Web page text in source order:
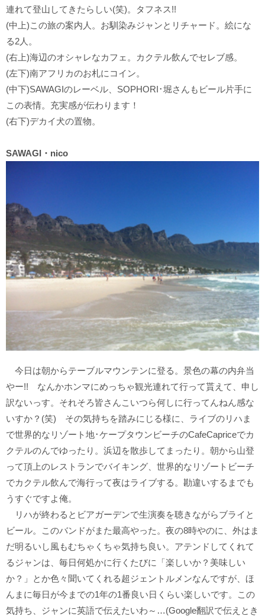
連れて登山してきたらしい(笑)。タフネス!!
(中上)この旅の案内人。お馴染みジャンとリチャード。絵にな
る2人。
(右上)海辺のオシャレなカフェ。カクテル飲んでセレブ感。
(左下)南アフリカのお札にコイン。
(中下)SAWAGIのレーベル、SOPHORI･堀さんもビール片手に
この表情。充実感が伝わります！
(右下)デカイ犬の置物。
SAWAGI・nico
今日は朝からテーブルマウンテンに登る。景色の幕の内弁当
やー!! なんかホンマにめっちゃ観光連れて行って貰えて、申し
訳ないっす。それそろ皆さんこいつら何しに行ってんねん感な
いすか？(笑) その気持ちを踏みにじる様に、ライブのリハま
で世界的なリゾート地･ケープタウンビーチのCafeCapriceでカ
クテルのんでゆったり。浜辺を散歩してまったり。朝から山登
って頂上のレストランでバイキング、世界的なリゾートビーチ
でカクテル飲んで海行って夜はライブする。勘違いするまでも
うすぐですよ俺。
リハが終わるとビアガーデンで生演奏を聴きながらブライと
ビール。このバンドがまた最高やった。夜の8時やのに、外はま
だ明るいし風もむちゃくちゃ気持ち良い。アテンドしてくれて
るジャンは、毎日何処かに行くたびに「楽しいか？美味しい
か？」とか色々聞いてくれる超ジェントルメンなんですが、ほ
んまに毎日が今までの1年の1番良い日くらい楽しいです。この
気持ち、ジャンに英語で伝えたいわ～…(Google翻訳で伝えとき